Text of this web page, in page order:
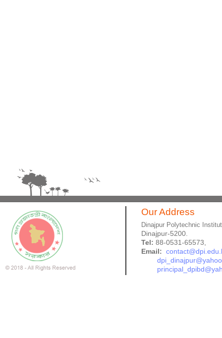
Our Address
Dinajpur Polytechnic
Dinajpur-5200.
Tel: 88-0531-65573,
Email: